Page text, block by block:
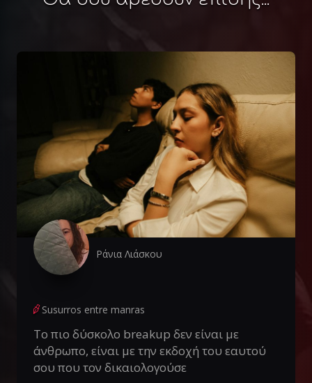
Ράνια Λιάσκου
Susurros entre manras
Το πιο δύσκολο breakup δεν είναι με
άνθρωπο, είναι με την εκδοχή του εαυτού
σου που τον δικαιολογούσε